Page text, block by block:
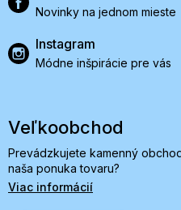
Novinky na jednom mieste
Instagram
Módne inšpirácie pre vás
Veľkoobchod
Prevádzkujete kamenný
naša ponuka tovaru?
Viac informácií